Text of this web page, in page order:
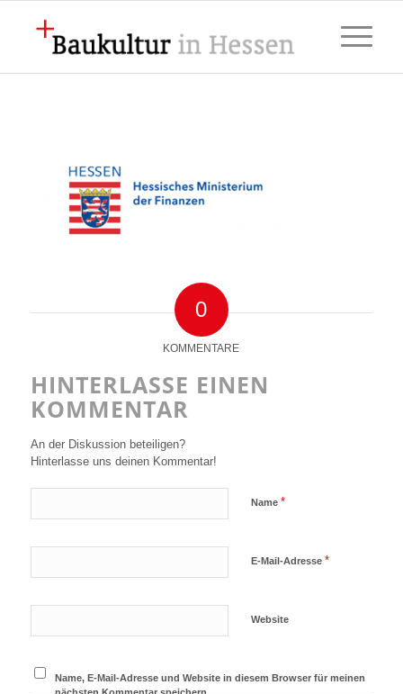
0
KOMMENTARE
HINTERLASSE EINEN
KOMMENTAR
An der Diskussion beteiligen?
Hinterlasse uns deinen Kommentar!
Name *
E-Mail-Adresse *
Website
Name, E-Mail-Adresse und Website in diesem Browser für meinen
nächsten Kommentar speichern.